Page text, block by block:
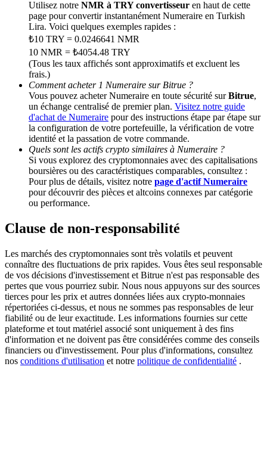
BTC Welcome Rewards
Deposit & Trade BTC to Share 25000 USDT prize pool!
Deposit CASHCAT & Win
Share 500000 CASHCAT prize pool
Exclusive for BitMart Users
Register & Trade to Win 500,000 USDT
Trade Gold & Silver · 33,333 USDT Bonus
USDT New User Exclusive 10% APR
USDT Flexible Staking | Daily Rewards
Utilisez notre NMR à TRY convertisseur en haut de cette
page pour convertir instantanément Numeraire en Turkish
Lira. Voici quelques exemples rapides :
₺10 TRY = 0.0246641 NMR
10 NMR = ₺4054.48 TRY
(Tous les taux affichés sont approximatifs et excluent les
frais.)
Comment acheter 1 Numeraire sur Bitrue ?
Vous pouvez acheter Numeraire en toute sécurité surBitrue,
un échange centralisé de premier plan. Visitez notre guide
d'achat de Numeraire pour des instructions étape par étape sur
la configuration de votre portefeuille, la vérification de votre
identité et la passation de votre commande.
Quels sont les actifs crypto similaires à Numeraire ?
Si vous explorez des cryptomonnaies avec des capitalisations
boursières ou des caractéristiques comparables, consultez :
Pour plus de détails, visitez notre page d'actif Numeraire
pour découvrir des pièces et altcoins connexes par catégorie
ou performance.
Clause de non-responsabilité
Les marchés des cryptomonnaies sont très volatils et peuvent
connaître des fluctuations de prix rapides. Vous êtes seul responsable
de vos décisions d'investissement et Bitrue n'est pas responsable des
pertes que vous pourriez subir. Nous nous appuyons sur des sources
tierces pour les prix et autres données liées aux crypto-monnaies
répertoriées ci-dessus, et nous ne sommes pas responsables de leur
fiabilité ou de leur exactitude. Les informations fournies sur cette
plateforme et tout matériel associé sont uniquement à des fins
d'information et ne doivent pas être considérées comme des conseils
financiers ou d'investissement. Pour plus d'informations, consultez
nos conditions d'utilisation et notre politique de confidentialité .